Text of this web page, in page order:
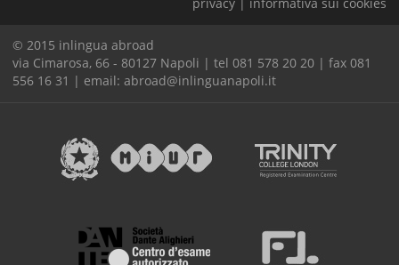
© 2015 inlingua abroad
via Cimarosa, 66 - 80127 Napoli | tel 081 578 20 20 | fax 081
556 16 31 | email: abroad@inlinguanapoli.it